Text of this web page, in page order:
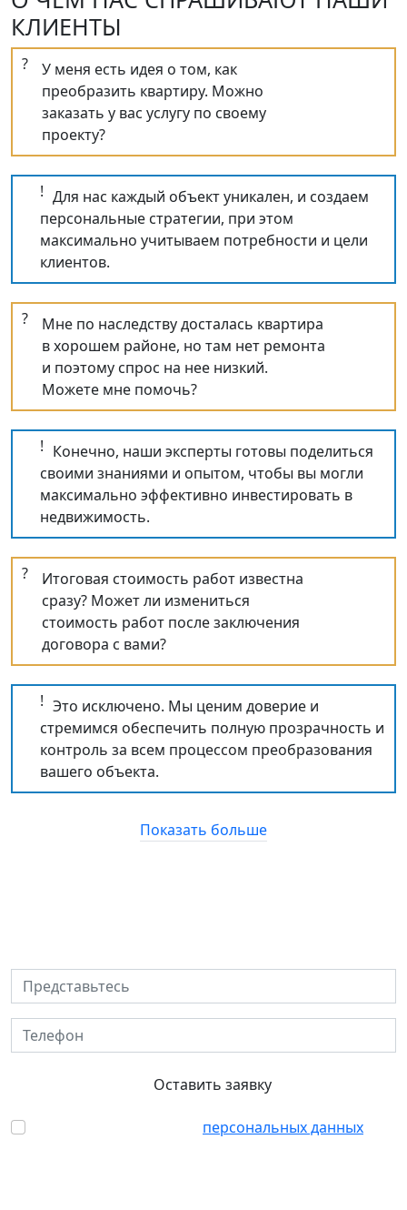
КЛИЕНТЫ
?
У меня есть идея о том, как
преобразить квартиру. Можно
заказать у вас услугу по своему
проекту?
! Для нас каждый объект уникален, и создаем
персональные стратегии, при этом
максимально учитываем потребности и цели
клиентов.
?
Мне по наследству досталась квартира
в хорошем районе, но там нет ремонта
и поэтому спрос на нее низкий.
Можете мне помочь?
! Конечно, наши эксперты готовы поделиться
своими знаниями и опытом, чтобы вы могли
максимально эффективно инвестировать в
недвижимость.
?
Итоговая стоимость работ известна
сразу? Может ли измениться
стоимость работ после заключения
договора с вами?
! Это исключено. Мы ценим доверие и
стремимся обеспечить полную прозрачность и
контроль за всем процессом преобразования
вашего объекта.
Показать больше
Представьтесь
Телефон
Оставить заявку
персональных данных